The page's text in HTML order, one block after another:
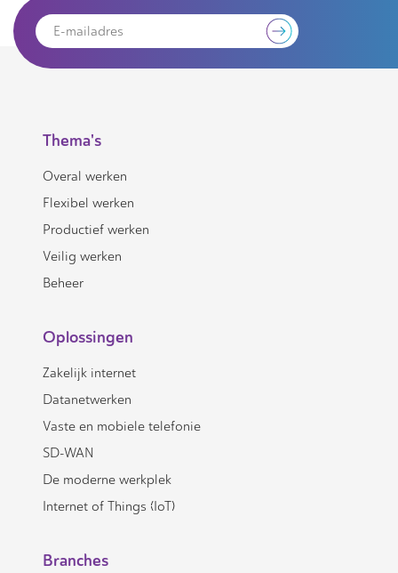
Thema's
Overal werken
Flexibel werken
Productief werken
Veilig werken
Beheer
Oplossingen
Zakelijk internet
Datanetwerken
Vaste en mobiele telefonie
SD-WAN
De moderne werkplek
Internet of Things (IoT)
Branches